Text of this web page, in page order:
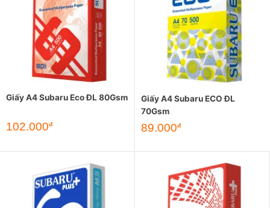
Giấy A4 Subaru Eco ĐL 80Gsm
102.000đ
Giấy A4 Subaru ECO ĐL
70Gsm
89.000đ